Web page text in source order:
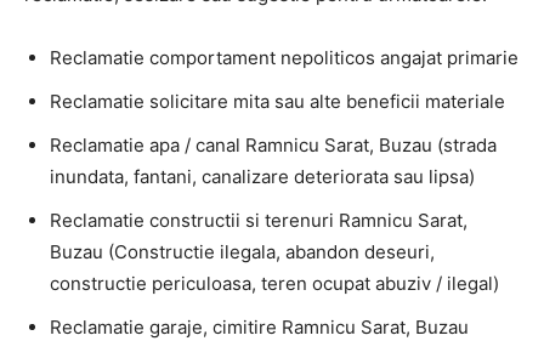
Reclamatie comportament nepoliticos angajat primarie
Reclamatie solicitare mita sau alte beneficii materiale
Reclamatie apa / canal Ramnicu Sarat, Buzau (strada
inundata, fantani, canalizare deteriorata sau lipsa)
Reclamatie constructii si terenuri Ramnicu Sarat,
Buzau (Constructie ilegala, abandon deseuri,
constructie periculoasa, teren ocupat abuziv / ilegal)
Reclamatie garaje, cimitire Ramnicu Sarat, Buzau